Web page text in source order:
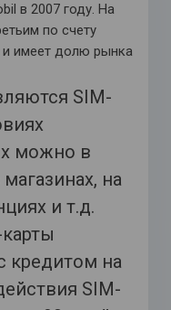
в 2007 году. На
по счету
и имеет долю рынка
SIM-
можно в
на
и т.д.
кредитом на
SIM-